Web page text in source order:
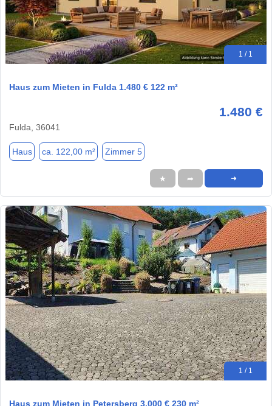
1 / 1
Haus zum Mieten in Fulda 1.480 € 122 m²
1.480 €
Fulda, 36041
Haus ca. 122,00 m² Zimmer 5
★ ➦ ➜
1 / 1
Haus zum Mieten in Petersberg 3.000 € 230 m²